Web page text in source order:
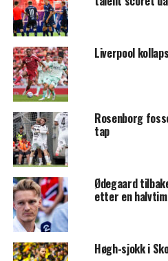
Liverpool
Rosenborg
tap
Ødegaard
etter en
Høgh-sjokk i